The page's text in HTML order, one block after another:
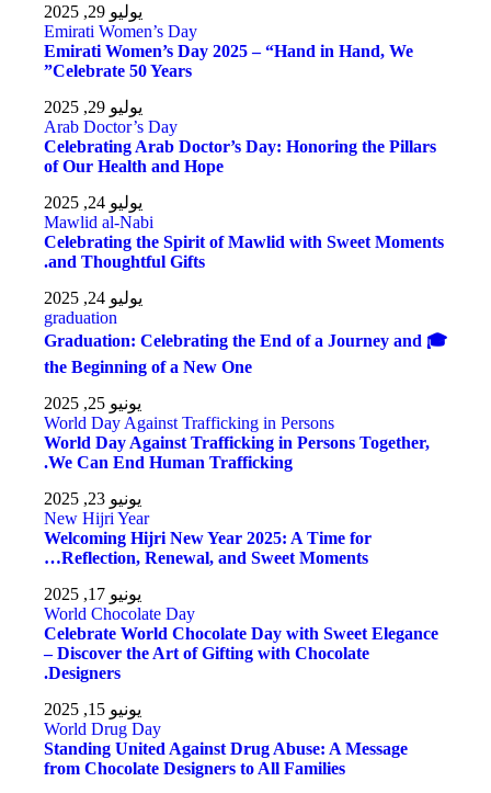
يوليو 29, 2025
Emirati Women’s Day
Emirati Women’s Day 2025 – “Hand in Hand, We
Celebrate 50 Years”
يوليو 29, 2025
Arab Doctor’s Day
Celebrating Arab Doctor’s Day: Honoring the Pillars
of Our Health and Hope
يوليو 24, 2025
Mawlid al-Nabi
Celebrating the Spirit of Mawlid with Sweet Moments
and Thoughtful Gifts.
يوليو 24, 2025
graduation
🎓 Graduation: Celebrating the End of a Journey and
the Beginning of a New One
يونيو 25, 2025
World Day Against Trafficking in Persons
World Day Against Trafficking in Persons Together,
We Can End Human Trafficking.
يونيو 23, 2025
New Hijri Year
Welcoming Hijri New Year 2025: A Time for
Reflection, Renewal, and Sweet Moments…
يونيو 17, 2025
World Chocolate Day
Celebrate World Chocolate Day with Sweet Elegance
– Discover the Art of Gifting with Chocolate
Designers.
يونيو 15, 2025
World Drug Day
Standing United Against Drug Abuse: A Message
from Chocolate Designers to All Families